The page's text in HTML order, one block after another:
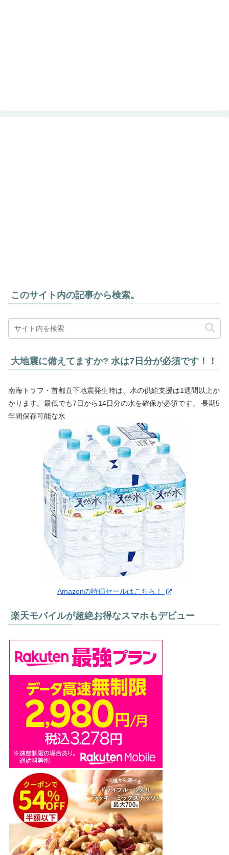
このサイト内の記事から検索。
大地震に備えてますか? 水は7日分が必須です！！
南海トラフ・首都直下地震発生時は、水の供給支援は1週間以上か
かります。最低でも7日から14日分の水を確保が必須です。 長期5
年間保存可能な水
Amazonの特価セールはこちら！
楽天モバイルが超絶お得なスマホもデビュー